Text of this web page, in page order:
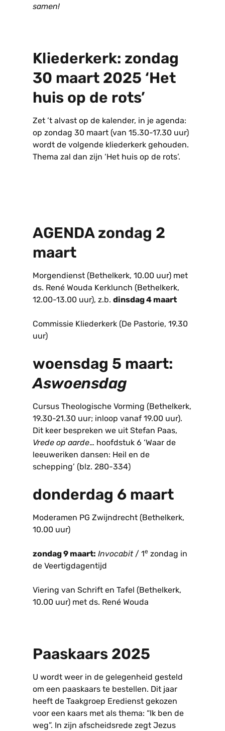
samen!
Kliederkerk: zondag
30 maart 2025 ‘Het
huis op de rots’
Zet ’t alvast op de kalender, in je agenda:
op zondag 30 maart (van 15.30-17.30 uur)
wordt de volgende kliederkerk gehouden.
Thema zal dan zijn ‘Het huis op de rots’.
AGENDA zondag 2
maart
Morgendienst (Bethelkerk, 10.00 uur) met
ds. René Wouda Kerklunch (Bethelkerk,
12.00-13.00 uur), z.b. dinsdag 4 maart
Commissie Kliederkerk (De Pastorie, 19.30
uur)
woensdag 5 maart:
Aswoensdag
Cursus Theologische Vorming (Bethelkerk,
19.30-21.30 uur; inloop vanaf 19.00 uur).
Dit keer bespreken we uit Stefan Paas,
Vrede op aarde… hoofdstuk 6 ‘Waar de
leeuweriken dansen: Heil en de
schepping’ (blz. 280-334)
donderdag 6 maart
Moderamen PG Zwijndrecht (Bethelkerk,
10.00 uur)
zondag 9 maart: Invocabit/ 1e zondag in
de Veertigdagentijd
Viering van Schrift en Tafel (Bethelkerk,
10.00 uur) met ds. René Wouda
Paaskaars 2025
U wordt weer in de gelegenheid gesteld
om een paaskaars te bestellen. Dit jaar
heeft de Taakgroep Eredienst gekozen
voor een kaars met als thema: “Ik ben de
weg”. In zijn afscheidsrede zegt Jezus